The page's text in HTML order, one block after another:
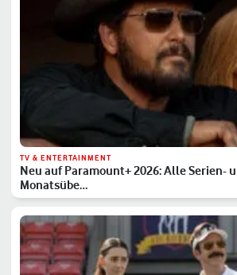
TV & ENTERTAINMENT
Neu auf Paramount+ 2026: Alle Serien-
Monatsübe…